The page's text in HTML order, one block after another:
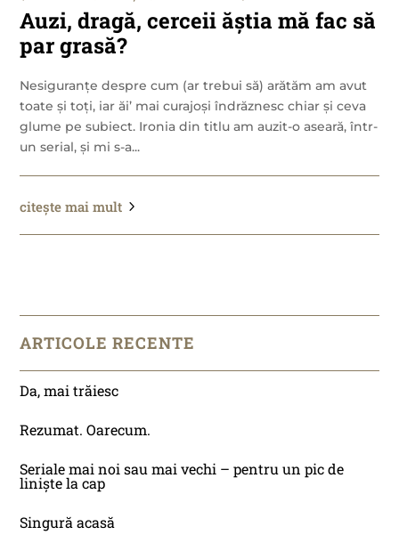
Auzi, dragă, cerceii ăștia mă fac să
par grasă?
Nesiguranțe despre cum (ar trebui să) arătăm am avut
toate și toți, iar ăi’ mai curajoși îndrăznesc chiar și ceva
glume pe subiect. Ironia din titlu am auzit-o aseară, într-
un serial, și mi s-a...
citește mai mult
ARTICOLE RECENTE
Da, mai trăiesc
Rezumat. Oarecum.
Seriale mai noi sau mai vechi – pentru un pic de
liniște la cap
Singură acasă